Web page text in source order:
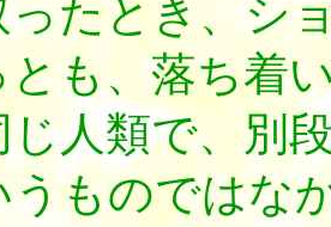
たとき、シ
、落ち着い
人類で、別
ものではな